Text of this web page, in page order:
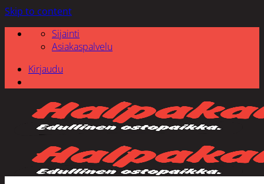
Skip to content
Sijainti
Asiakaspalvelu
Kirjaudu